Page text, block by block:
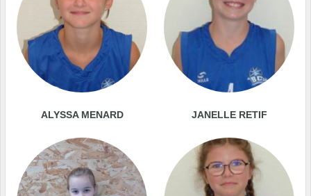
ALYSSA MENARD JANELLE RETIF